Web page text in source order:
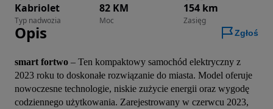
Kabriolet
Typ nadwozia
82 KM
Moc
154 km
Zasięg
Opis Zgłoś
smart fortwo – Ten kompaktowy samochód elektryczny z
2023 roku to doskonałe rozwiązanie do miasta. Model oferuje
nowoczesne technologie, niskie zużycie energii oraz wygodę
codziennego użytkowania. Zarejestrowany w czerwcu 2023,